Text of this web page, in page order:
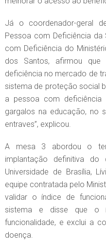
Já o coordenador-geral
Pessoa com Deficiência da
com Deficiência do
dos Santos, afirmou
deficiência no mercado de
sistema de proteção social
a pessoa com
gargalos na educação, no
entraves”, explicou.
A mesa 3 abordou o
implantação definitiva
Universidade de Brasília,
equipe contratada pelo
validar o índice de
sistema e disse que o
funcionalidade, e exclui a
doença.